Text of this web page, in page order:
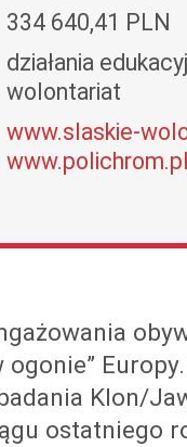
334 640,41 PLN
działania
wolontariat
www.slaskie-
Klon/
ostatniego